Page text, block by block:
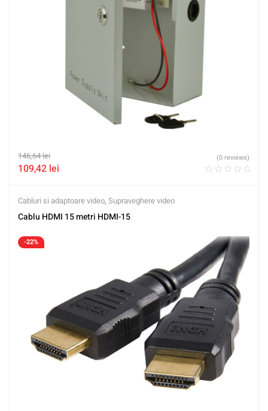
146,64lei
109,42 lei
(0 reviews)
Cabluri si adaptoare video, Supraveghere video
Cablu HDMI 15 metri HDMI-15
-22%